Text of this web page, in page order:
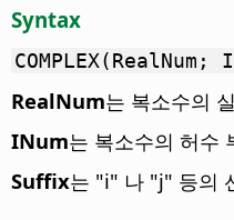
Syntax
RealNum는 복소수의
INum는 복소수의 허수
Suffix는 "i" 나 "j" 등의